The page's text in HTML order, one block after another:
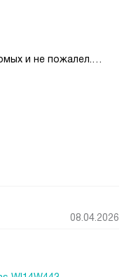
и не пожалел.
не занимая
оценил
обстановке.
расход воды
программ очень
вещей,
удаления запахов.
08.04.2026